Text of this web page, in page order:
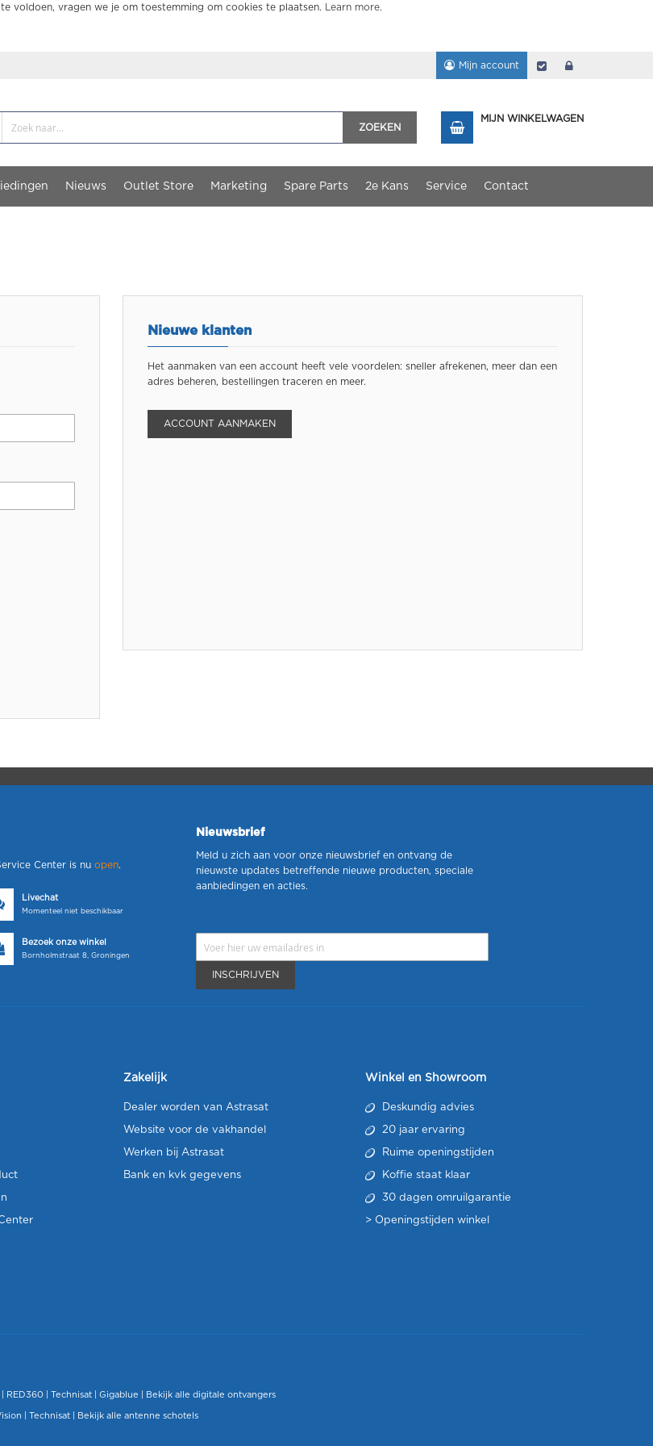
voldoen, vragen we je om toestemming om cookies te plaatsen. Learn more.
Mijn account Afrekenen
ZOEKEN
MIJN WINKELWAGEN
Nieuws Outlet Store Marketing Spare Parts 2e Kans Service Contact
Nieuwe klanten
Het aanmaken van een account heeft vele voordelen: sneller afrekenen, meer dan een
adres beheren, bestellingen traceren en meer.
ACCOUNT AANMAKEN
Center is nu open.
Livechat
Momenteel niet beschikbaar
Bezoek onze winkel
Bornholmstraat 8, Groningen
Nieuwsbrief
Meld u zich aan voor onze nieuwsbrief en ontvang de
nieuwste updates betreffende nieuwe producten, speciale
aanbiedingen en acties.
INSCHRIJVEN
Zakelijk
Dealer worden van Astrasat
Website voor de vakhandel
Werken bij Astrasat
Bank en kvk gegevens
Winkel en Showroom
Deskundig advies
20 jaar ervaring
Ruime openingstijden
Koffie staat klaar
30 dagen omruilgarantie
> Openingstijden winkel
| RED360 | Technisat Gigablue Bekijk alle digitale ontvangers
Technisat Bekijk alle antenne schotels